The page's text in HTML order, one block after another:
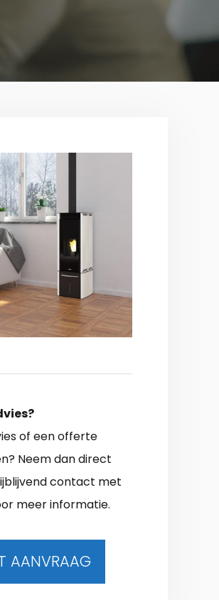
of een offerte
Neem dan direct
contact met
meer informatie.
AANVRAAG